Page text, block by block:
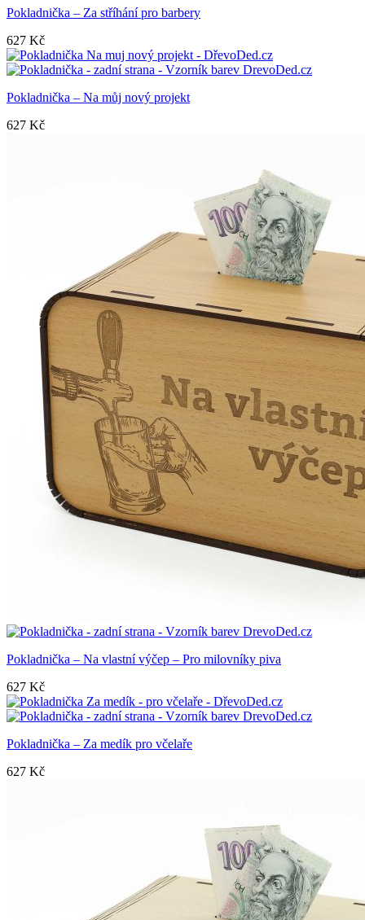
Pokladnička – Za stříhání pro barbery
627 Kč
Pokladnička – Na můj nový projekt
627 Kč
Pokladnička – Na vlastní výčep – Pro milovníky piva
627 Kč
Pokladnička – Za medík pro včelaře
627 Kč